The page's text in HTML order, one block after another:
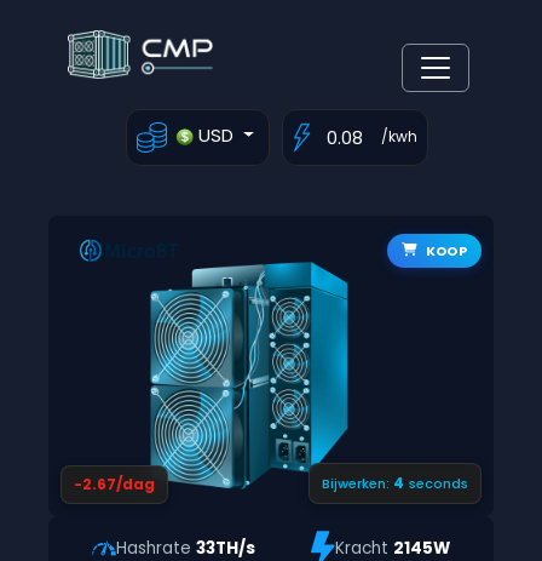
USD /kwh
KOOP
-2.67/dag Bijwerken: 3 seconds
Hashrate 33TH/s Kracht 2145W